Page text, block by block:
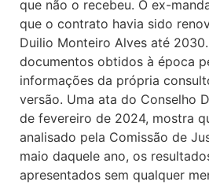
que não o recebeu. O ex-
que o contrato havia sido
Duilio Monteiro Alves até
documentos obtidos à época
informações da própria
versão. Uma ata do Conselho
de fevereiro de 2024, mostra
analisado pela Comissão de
maio daquele ano, os
apresentados sem qualquer